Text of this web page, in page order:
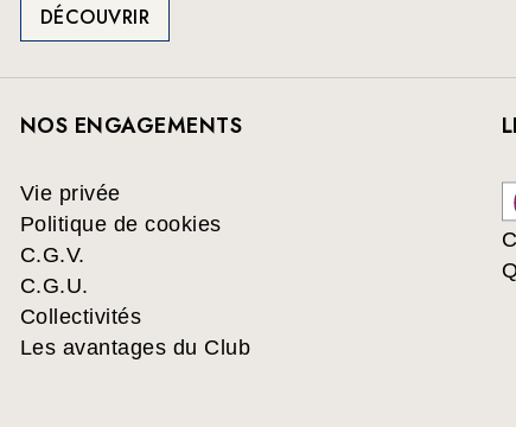
DÉCOUVRIR
NOS ENGAGEMENTS
Vie privée
Politique de cookies
C.G.V.
C.G.U.
Collectivités
Les avantages du Club